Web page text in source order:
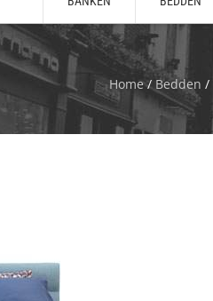
Home/ Bedden /